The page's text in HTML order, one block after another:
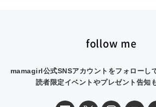
follow me
mamagirl公式SNSアカウントをフォローし
読者限定イベントやプレゼント告知